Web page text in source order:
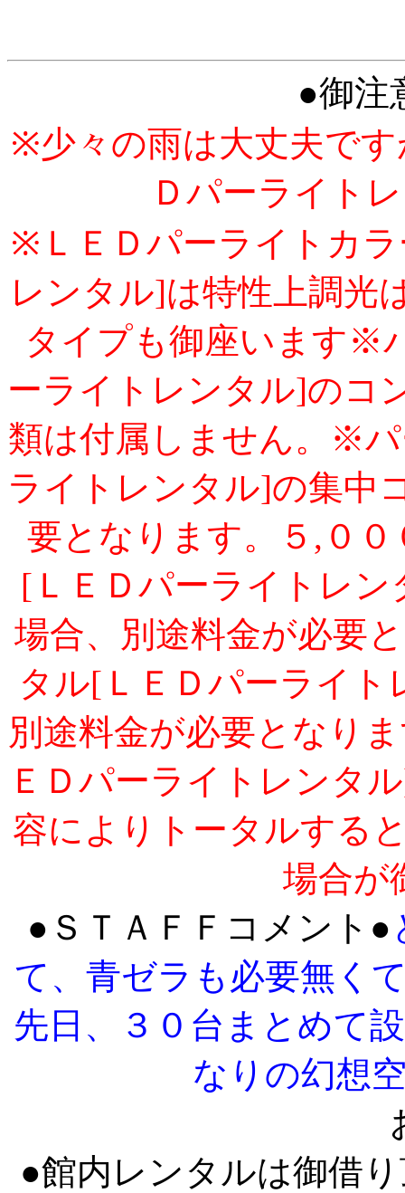
●御注
※少々の雨は大丈夫で
Ｄパーライト
※ＬＥＤパーライトカ
レンタル]は特性上調光
タイプも御座います※
ーライトレンタル]のコ
類は付属しません。※
ライトレンタル]の集中
要となります。５,０
[ＬＥＤパーライトレ
場合、別途料金が必要
タル[ＬＥＤパーライ
別途料金が必要となり
ＥＤパーライトレンタ
容によりトータルする
場合が
●ＳＴＡＦＦコメント●
て、青ゼラも必要無く
先日、３０台まとめて
なりの幻想
●館内レンタルは御借